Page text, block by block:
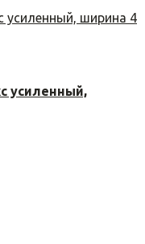
усиленный,